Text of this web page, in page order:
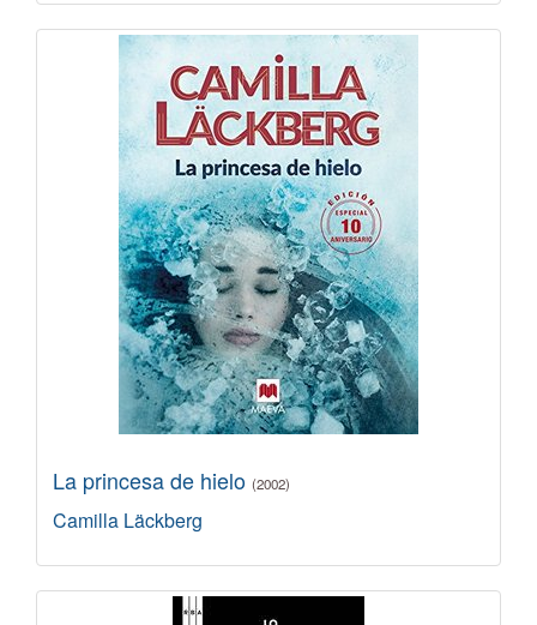
La princesa de hielo (2002)
Camilla Läckberg